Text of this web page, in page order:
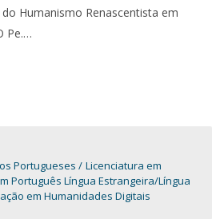
Humanismo Renascentista em
Pe.
Portugueses
Licenciatura em
Português Língua Estrangeira/Língua
em Humanidades Digitais